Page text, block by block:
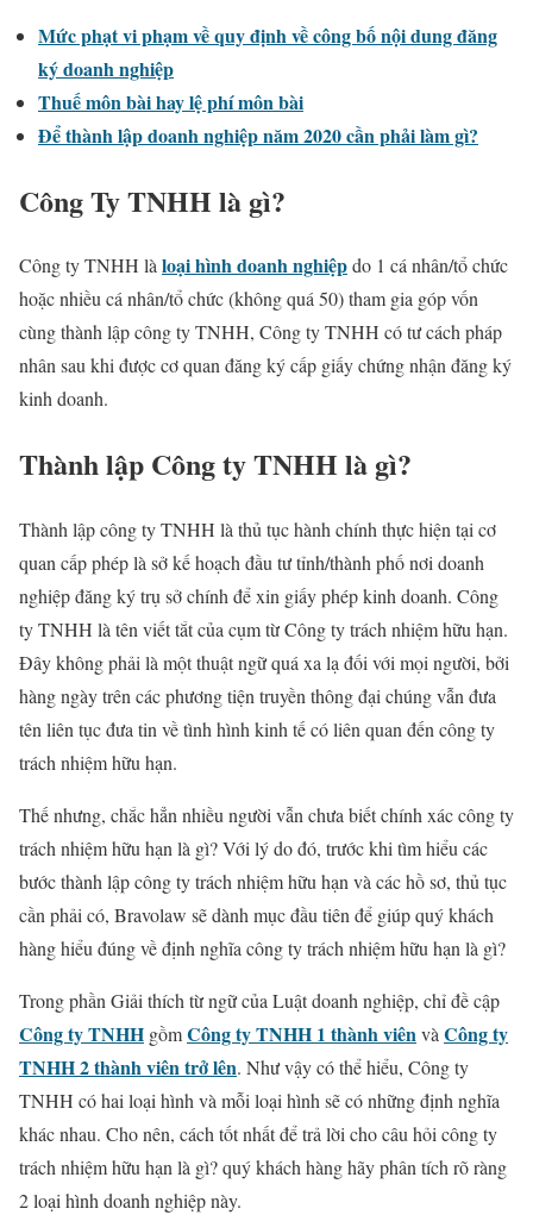
Mức phạt vi phạm về quy định về công bố nội dung đăng
ký doanh nghiệp
Thuế môn bài hay lệ phí môn bài
Để thành lập doanh nghiệp năm 2020 cần phải làm gì?
Công Ty TNHH là gì?
Công ty TNHH làloại hình doanh nghiệpdo 1 cá nhân/tổ chức
hoặc nhiều cá nhân/tổ chức (không quá 50) tham gia góp vốn
cùng thành lập công ty TNHH, Công ty TNHH có tư cách pháp
nhân sau khi được cơ quan đăng ký cấp giấy chứng nhận đăng ký
kinh doanh.
Thành lập Công ty TNHH là gì?
Thành lập công ty TNHH là thủ tục hành chính thực hiện tại cơ
quan cấp phép là sở kế hoạch đầu tư tỉnh/thành phố nơi doanh
nghiệp đăng ký trụ sở chính để xin giấy phép kinh doanh. Công
ty TNHH là tên viết tắt của cụm từ Công ty trách nhiệm hữu hạn.
Đây không phải là một thuật ngữ quá xa lạ đối với mọi người, bởi
hàng ngày trên các phương tiện truyền thông đại chúng vẫn đưa
tên liên tục đưa tin về tình hình kinh tế có liên quan đến công ty
trách nhiệm hữu hạn.
Thế nhưng, chắc hẳn nhiều người vẫn chưa biết chính xác công ty
trách nhiệm hữu hạn là gì? Với lý do đó, trước khi tìm hiểu các
bước thành lập công ty trách nhiệm hữu hạn và các hồ sơ, thủ tục
cần phải có, Bravolaw sẽ dành mục đầu tiên để giúp quý khách
hàng hiểu đúng về định nghĩa công ty trách nhiệm hữu hạn là gì?
Trong phần Giải thích từ ngữ của Luật doanh nghiệp, chỉ đề cập
Công ty TNHH gồmCông ty TNHH 1 thành viênvàCông ty
TNHH 2 thành viên trở lên. Như vậy có thể hiểu, Công ty
TNHH có hai loại hình và mỗi loại hình sẽ có những định nghĩa
khác nhau. Cho nên, cách tốt nhất để trả lời cho câu hỏi công ty
trách nhiệm hữu hạn là gì? quý khách hàng hãy phân tích rõ ràng
2 loại hình doanh nghiệp này.